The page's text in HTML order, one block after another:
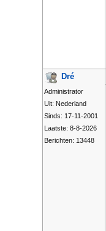
Dré
Administrator
Uit: Nederland
Sinds: 17-11-2001
Laatste: 8-8-2026
Berichten: 13448